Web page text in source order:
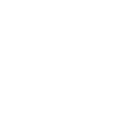
tepidárium,
para, vnútorný